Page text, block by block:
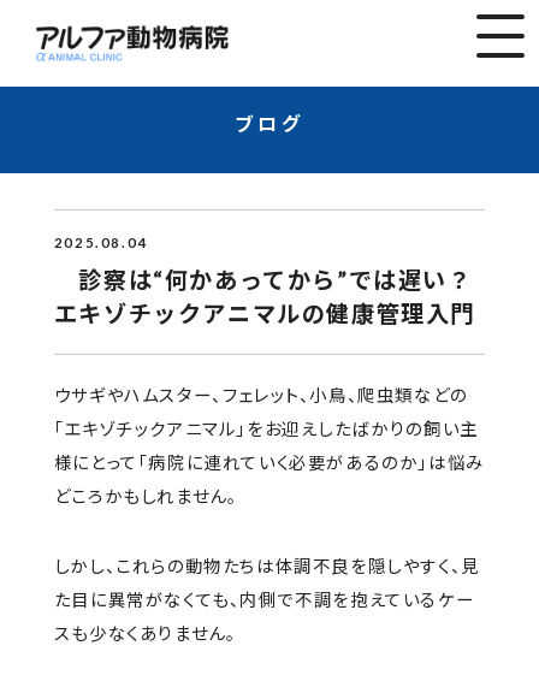
ブログ
2025.08.04
診察は“何かあってから”では遅い？
エキゾチックアニマルの健康管理入門
ウサギやハムスター、フェレット、小鳥、爬虫類などの
「エキゾチックアニマル」をお迎えしたばかりの飼い主
様にとって「病院に連れていく必要があるのか」は悩み
どころかもしれません。
しかし、これらの動物たちは体調不良を隠しやすく、見
た目に異常がなくても、内側で不調を抱えているケー
スも少なくありません。